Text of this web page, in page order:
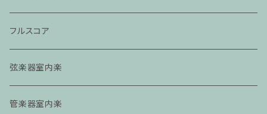
フルスコア
弦楽器室内楽
管楽器室内楽